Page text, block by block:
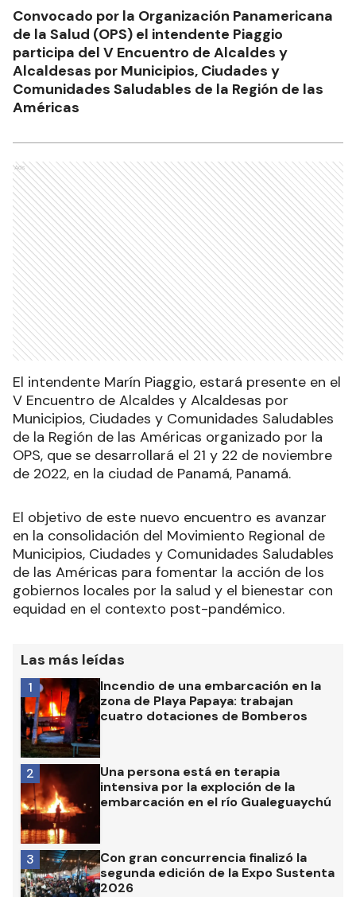
Convocado por la Organización Panamericana
de la Salud (OPS) el intendente Piaggio
participa del V Encuentro de Alcaldes y
Alcaldesas por Municipios, Ciudades y
Comunidades Saludables de la Región de las
Américas
Ads
El intendente Marín Piaggio, estará presente en el
V Encuentro de Alcaldes y Alcaldesas por
Municipios, Ciudades y Comunidades Saludables
de la Región de las Américas organizado por la
OPS, que se desarrollará el 21 y 22 de noviembre
de 2022, en la ciudad de Panamá, Panamá.
El objetivo de este nuevo encuentro es avanzar
en la consolidación del Movimiento Regional de
Municipios, Ciudades y Comunidades Saludables
de las Américas para fomentar la acción de los
gobiernos locales por la salud y el bienestar con
equidad en el contexto post-pandémico.
Las más leídas
Incendio de una embarcación en la
zona de Playa Papaya: trabajan
cuatro dotaciones de Bomberos
1
Una persona está en terapia
intensiva por la exploción de la
embarcación en el río Gualeguaychú
2
Con gran concurrencia finalizó la
segunda edición de la Expo Sustenta
2026
3